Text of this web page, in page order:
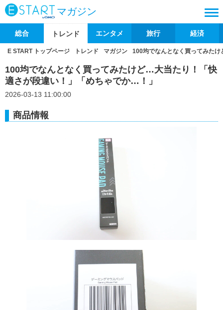
マガジン
総合 トレンド エンタメ 旅行 経済
E START トップページ トレンド マガジン 100均でなんとなく買ってみた
100均でなんとなく買ってみたけど…大当たり！「快
適さが段違い！」「めちゃでか…！」
2026-03-13 11:00:00
商品情報